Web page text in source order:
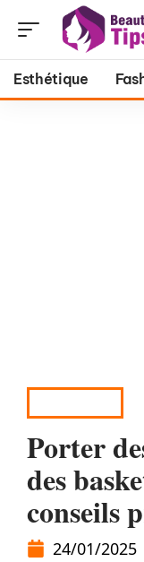
Esthétique
Porter
des
conseils
24/01/2025